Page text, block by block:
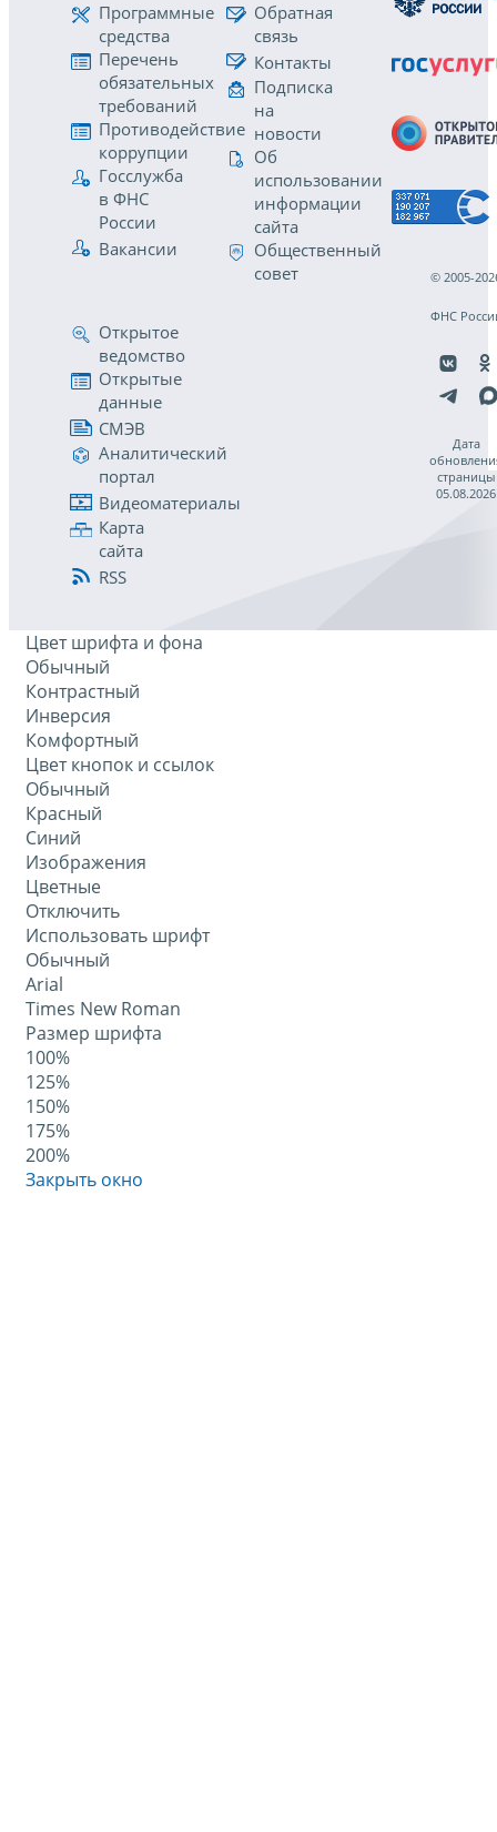
Программные
средства
Перечень
обязательных
требований
Противодействие
коррупции
Госслужба
в ФНС
России
Вакансии
Обратная
связь
Контакты
Подписка
на
новости
Об
использовании
информации
сайта
Общественный
совет
Открытое
ведомство
Открытые
данные
СМЭВ
Аналитический
портал
Видеоматериалы
Карта
сайта
RSS
© 2005-
ФНС
Дата
страницы
05.08.2026
Цвет шрифта и фона
Обычный
Контрастный
Инверсия
Комфортный
Цвет кнопок и ссылок
Обычный
Красный
Синий
Изображения
Цветные
Отключить
Использовать шрифт
Обычный
Arial
Times New Roman
Размер шрифта
100%
125%
150%
175%
200%
Закрыть окно